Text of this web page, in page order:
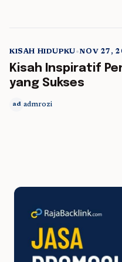
KISAH HIDUPKU•NOV 27,
Kisah Inspiratif
yang Sukses
ad admrozi